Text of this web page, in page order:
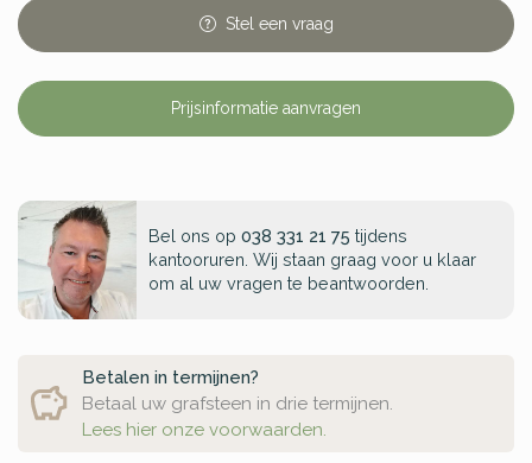
Stel een vraag
Prijsinformatie aanvragen
Bel ons op 038 331 21 75 tijdens
kantooruren. Wij staan graag voor u klaar
om al uw vragen te beantwoorden.
Betalen in termijnen?
Betaal uw grafsteen in drie termijnen.
Lees hier onze voorwaarden.